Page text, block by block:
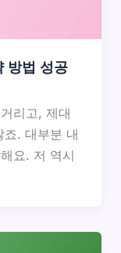
방법 성공
리고, 제대
. 대부분 내
요. 저 역시